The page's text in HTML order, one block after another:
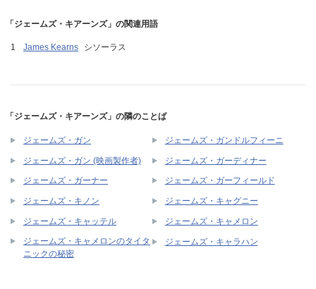
「ジェームズ・キアーンズ」の関連用語
James Kearns シソーラス
「ジェームズ・キアーンズ」の隣のことば
ジェームズ・ガン ジェームズ・ガンドルフィーニ
ジェームズ・ガン (映画製作者) ジェームズ・ガーディナー
ジェームズ・ガーナー ジェームズ・ガーフィールド
ジェームズ・キノン ジェームズ・キャグニー
ジェームズ・キャッテル
ジェームズ・キャメロン
ジェームズ・キャメロンのタイタ
ニックの秘密
ジェームズ・キャラハン